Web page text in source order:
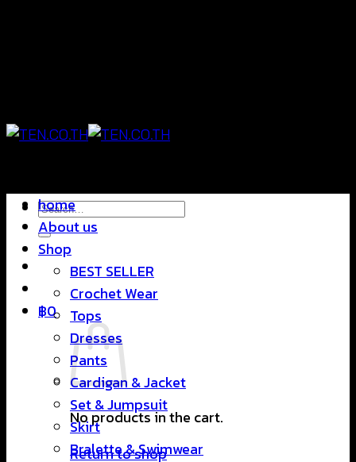
Search
for:
฿0
No products in the cart.
Return to shop
home
About us
Shop
BEST SELLER
Crochet Wear
Tops
Dresses
Pants
Cardigan & Jacket
Set & Jumpsuit
Skirt
Bralette & Swimwear